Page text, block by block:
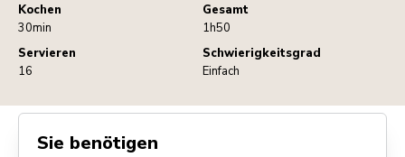
Kochen
30min
Gesamt
1h50
Servieren
16
Schwierigkeitsgrad
Einfach
Sie benötigen